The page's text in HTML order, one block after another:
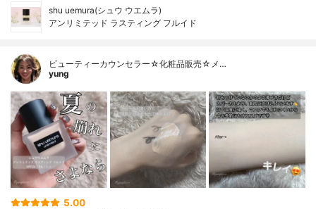
shu uemura(シュウ ウエムラ)
アンリミテッド ラスティング フルイド
ビューティーカウンセラー☆化粧品販売☆メ…
yung
5.00